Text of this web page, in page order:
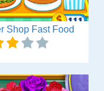
Shop Fast Food